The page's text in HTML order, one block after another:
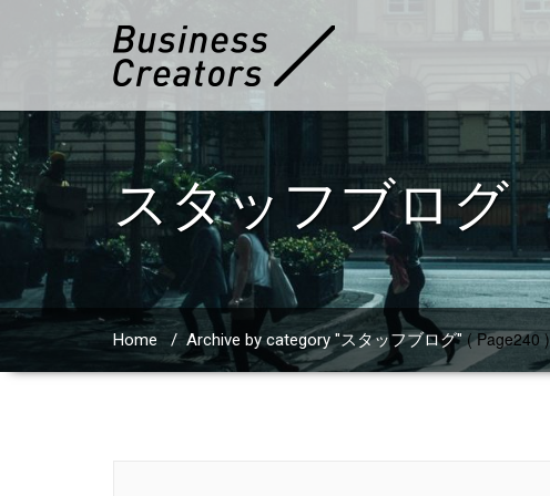
スタッフブログ
Home / Archive by category "スタッフブログ" ( Page240 )